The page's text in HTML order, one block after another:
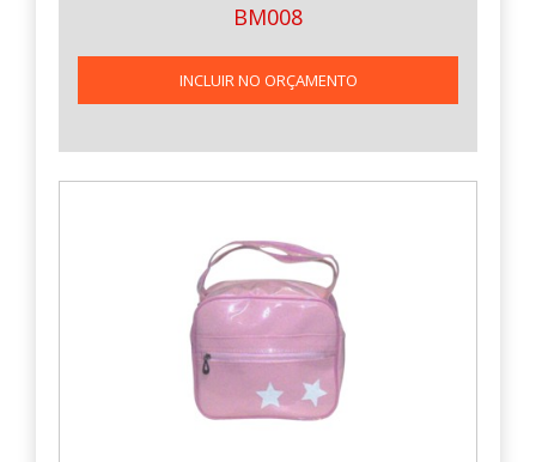
BM008
INCLUIR NO ORÇAMENTO